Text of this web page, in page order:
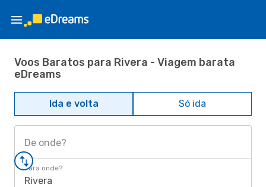
Voos Baratos para Rivera - Viagem barata
eDreams
Ida e volta Só ida
De onde?
Para onde?
Rivera